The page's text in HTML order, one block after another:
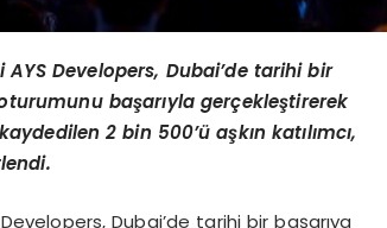
AYS Developers, Dubai’de tarihi bir
başarıyla gerçekleştirerek
2 bin 500’üaşkın katılımcı,
Dubai’de tarihi bir başarıya